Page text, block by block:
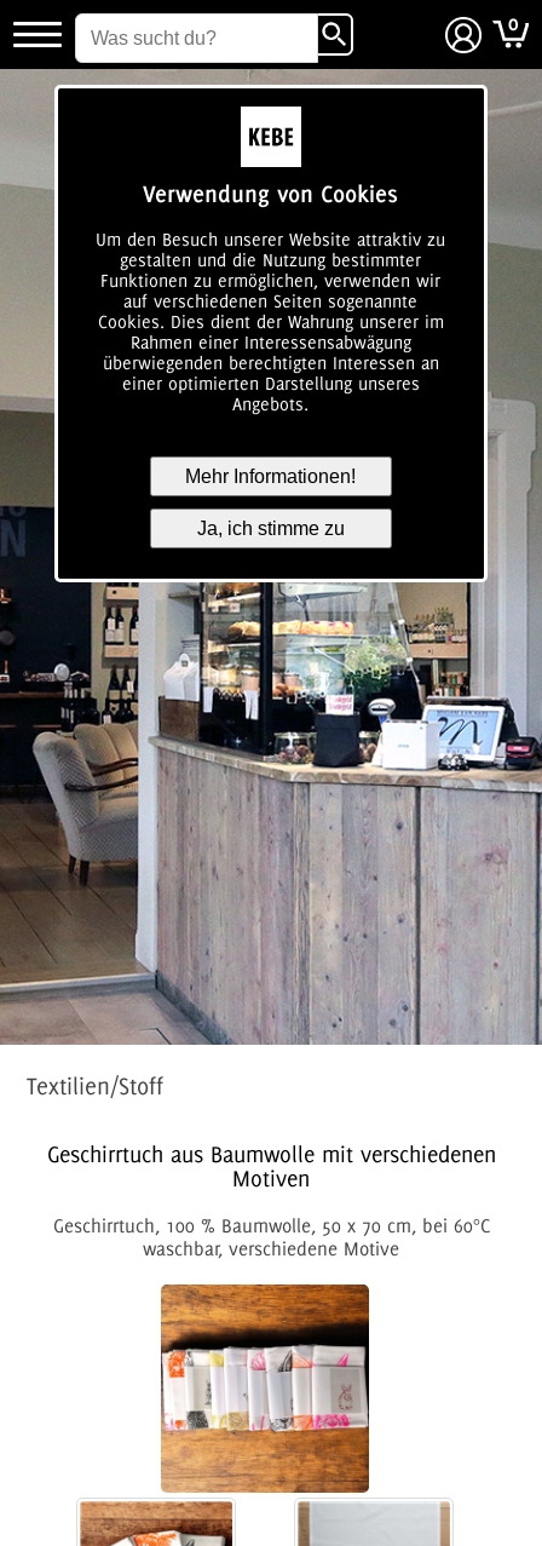
Verwendung von Cookies
Um den Besuch unserer Website attraktiv zu
gestalten und die Nutzung bestimmter
Funktionen zu ermöglichen, verwenden wir
auf verschiedenen Seiten sogenannte
Cookies. Dies dient der Wahrung unserer im
Rahmen einer Interessensabwägung
überwiegenden berechtigten Interessen an
einer optimierten Darstellung unseres
Angebots.
Mehr Informationen!
Ja, ich stimme zu
Textilien/Stoff
Geschirrtuch aus Baumwolle mit verschiedenen
Motiven
Geschirrtuch, 100 % Baumwolle, 50 x 70 cm, bei 60°C
waschbar, verschiedene Motive
login 0